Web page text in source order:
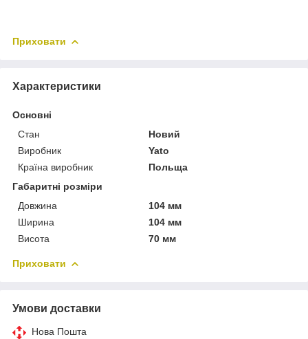
Приховати
Характеристики
Основні
Стан
Новий
Виробник
Yato
Країна виробник
Польща
Габаритні розміри
Довжина
104 мм
Ширина
104 мм
Висота
70 мм
Приховати
Умови доставки
Нова Пошта